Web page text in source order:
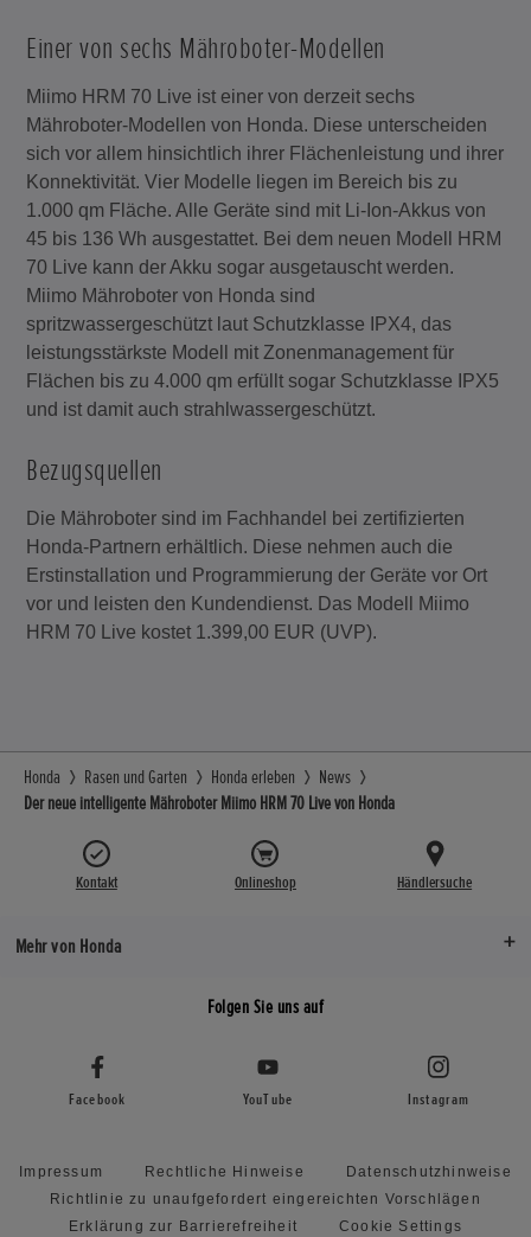
Einer von sechs Mähroboter-Modellen
Miimo HRM 70 Live ist einer von derzeit sechs
Mähroboter-Modellen von Honda. Diese unterscheiden
sich vor allem hinsichtlich ihrer Flächenleistung und ihrer
Konnektivität. Vier Modelle liegen im Bereich bis zu
1.000 qm Fläche. Alle Geräte sind mit Li-Ion-Akkus von
45 bis 136 Wh ausgestattet. Bei dem neuen Modell HRM
70 Live kann der Akku sogar ausgetauscht werden.
Miimo Mähroboter von Honda sind
spritzwassergeschützt laut Schutzklasse IPX4, das
leistungsstärkste Modell mit Zonenmanagement für
Flächen bis zu 4.000 qm erfüllt sogar Schutzklasse IPX5
und ist damit auch strahlwassergeschützt.
Bezugsquellen
Die Mähroboter sind im Fachhandel bei zertifizierten
Honda-Partnern erhältlich. Diese nehmen auch die
Erstinstallation und Programmierung der Geräte vor Ort
vor und leisten den Kundendienst. Das Modell Miimo
HRM 70 Live kostet 1.399,00 EUR (UVP).
Honda Rasen und Garten Honda erleben
News
Der neue intelligente Mähroboter Miimo HRM 70 Live von Honda
Kontakt Onlineshop Händlersuche
Mehr von Honda
Folgen Sie uns auf
Facebook YouTube Instagram
Impressum Rechtliche Hinweise
Datenschutzhinweise
Richtlinie zu unaufgefordert eingereichten Vorschlägen
Erklärung zur Barrierefreiheit
Cookie Settings